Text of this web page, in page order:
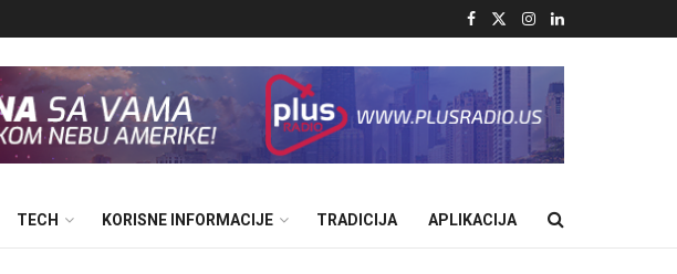
TECH KORISNE INFORMACIJE TRADICIJA APLIKACIJA